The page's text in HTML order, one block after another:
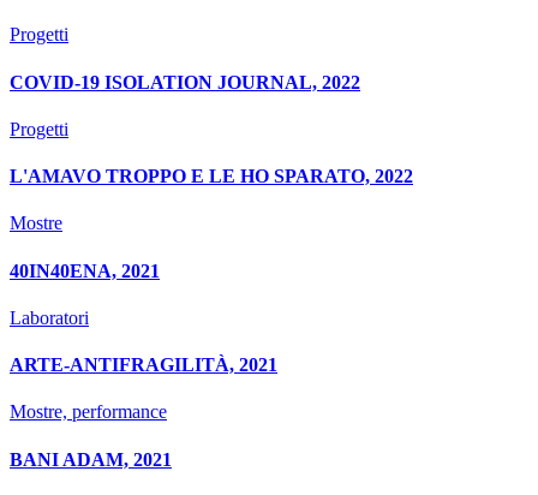
Progetti
COVID-19 ISOLATION JOURNAL, 2022
Progetti
L'AMAVO TROPPO E LE HO SPARATO, 2022
Mostre
40IN40ENA, 2021
Laboratori
ARTE-ANTIFRAGILITÀ, 2021
Mostre, performance
BANI ADAM, 2021